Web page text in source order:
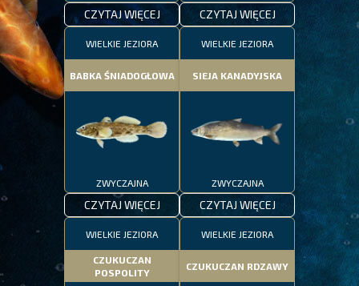
CZYTAJ WIĘCEJ CZYTAJ WIĘCEJ
WIELKIE JEZIORA
BABKA ŚNIADOGŁOWA
ZWYCZAJNA
CZYTAJ WIĘCEJ
WIELKIE JEZIORA
SIEJA KANADYJSKA
ZWYCZAJNA
CZYTAJ WIĘCEJ
WIELKIE JEZIORA
CZUKUCZAN
POSPOLITY
WIELKIE JEZIORA
CZUKUCZAN RDZAWY